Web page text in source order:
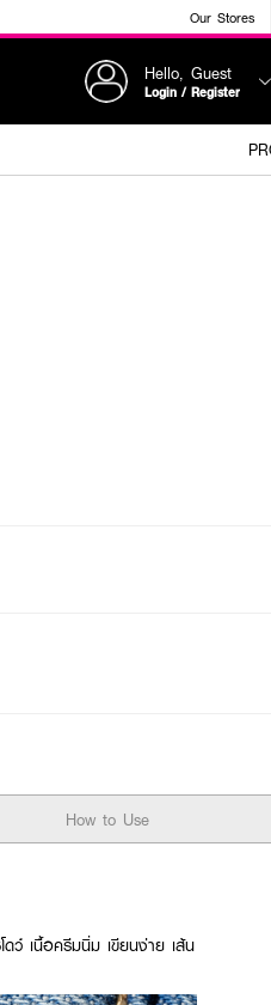
Our Stores
Hello, Guest
Login / Register
How to Use
ว์ เนื้อครีมนิ่ม เขียนง่าย เส้น